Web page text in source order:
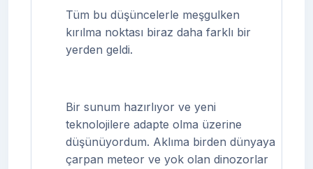
Tüm bu düşüncelerle meşgulken
kırılma noktası biraz daha farklı bir
yerden geldi.
Bir sunum hazırlıyor ve yeni
teknolojilere adapte olma üzerine
düşünüyordum. Aklıma birden dünyaya
çarpan meteor ve yok olan dinozorlar